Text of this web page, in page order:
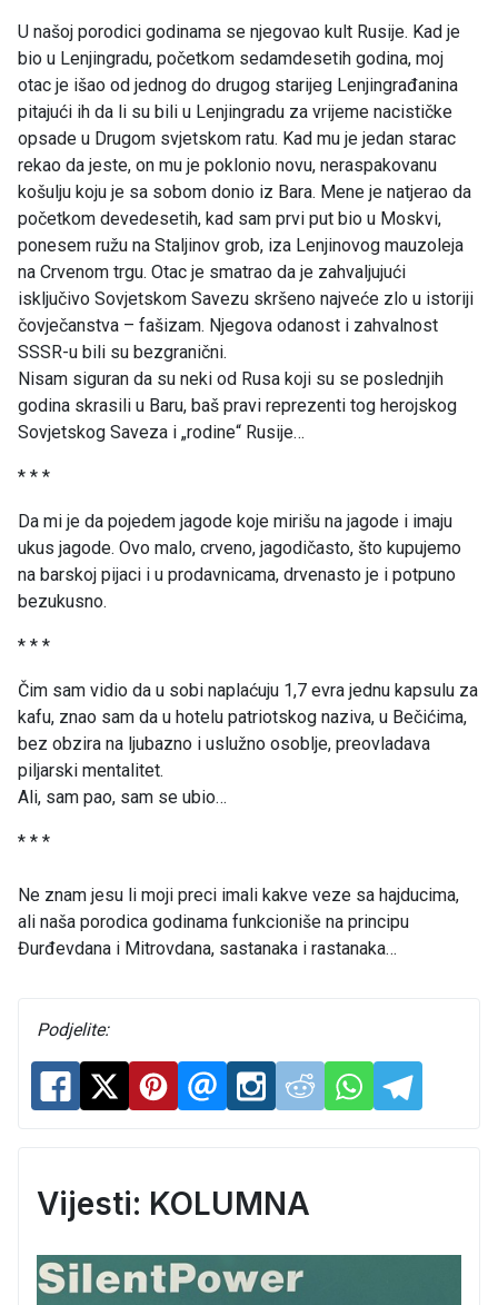
U našoj porodici godinama se njegovao kult Rusije. Kad je
bio u Lenjingradu, početkom sedamdesetih godina, moj
otac je išao od jednog do drugog starijeg Lenjingrađanina
pitajući ih da li su bili u Lenjingradu za vrijeme nacističke
opsade u Drugom svjetskom ratu. Kad mu je jedan starac
rekao da jeste, on mu je poklonio novu, neraspakovanu
košulju koju je sa sobom donio iz Bara. Mene je natjerao da
početkom devedesetih, kad sam prvi put bio u Moskvi,
ponesem ružu na Staljinov grob, iza Lenjinovog mauzoleja
na Crvenom trgu. Otac je smatrao da je zahvaljujući
isključivo Sovjetskom Savezu skršeno najveće zlo u istoriji
čovječanstva – fašizam. Njegova odanost i zahvalnost
SSSR-u bili su bezgranični.
Nisam siguran da su neki od Rusa koji su se poslednjih
godina skrasili u Baru, baš pravi reprezenti tog herojskog
Sovjetskog Saveza i „rodine“ Rusije…
* * *
Da mi je da pojedem jagode koje mirišu na jagode i imaju
ukus jagode. Ovo malo, crveno, jagodičasto, što kupujemo
na barskoj pijaci i u prodavnicama, drvenasto je i potpuno
bezukusno.
* * *
Čim sam vidio da u sobi naplaćuju 1,7 evra jednu kapsulu za
kafu, znao sam da u hotelu patriotskog naziva, u Bečićima,
bez obzira na ljubazno i uslužno osoblje, preovladava
piljarski mentalitet.
Ali, sam pao, sam se ubio…
* * *
Ne znam jesu li moji preci imali kakve veze sa hajducima,
ali naša porodica godinama funkcioniše na principu
Đurđevdana i Mitrovdana, sastanaka i rastanaka…
Podjelite:
Vijesti: KOLUMNA